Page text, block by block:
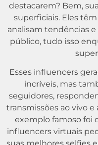
destacarem? Bem,
superficiais. Eles
analisam tendências
público, tudo isso
Esses influencers
incríveis, mas
seguidores,
transmissões ao vivo
exemplo famoso foi
influencers virtuais